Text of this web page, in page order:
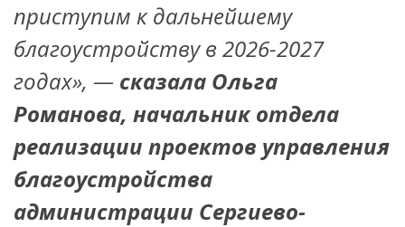
приступим к дальнейшему
благоустройству в 2026-2027
годах», — сказала Ольга
Романова, начальник отдела
реализации проектов управления
благоустройства
администрации Сергиево-